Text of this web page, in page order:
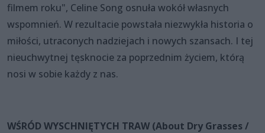
filmem roku", Celine Song osnuła wokół własnych
wspomnień. W rezultacie powstała niezwykła historia o
miłości, utraconych nadziejach i nowych szansach. I tej
nieuchwytnej tęsknocie za poprzednim życiem, którą
nosi w sobie każdy z nas.
WŚRÓD WYSCHNIĘTYCH TRAW (About Dry Grasses /